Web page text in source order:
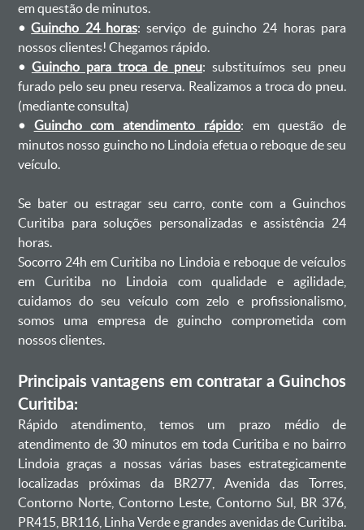
em questão de minutos.
•Guincho 24 horas: serviço de guincho 24 horas para
nossos clientes! Chegamos rápido.
• Guincho para troca de pneu: substituímos seu pneu
furado pelo seu pneu reserva. Realizamos a troca do pneu.
(mediante consulta)
• Guincho com atendimento rápido: em questão de
minutos nosso guincho no Lindoia efetua o reboque de seu
veículo.
Se bater ou estragar seu carro, conte com a Guinchos
Curitiba para soluções personalizadas e assistência 24
horas.
Socorro 24h em Curitiba no Lindoia e reboque de veículos
em Curitiba no Lindoia com qualidade e agilidade,
cuidamos do seu veículo com zelo e profissionalismo,
somos uma empresa de guincho comprometida com
nossos clientes.
Principais vantagens em contratar a Guinchos
Curitiba:
Rápido atendimento, temos um prazo médio de
atendimento de 30 minutos em toda Curitiba e no bairro
Lindoia graças a nossas várias bases estrategicamente
localizadas próximas da BR277, Avenida das Torres,
Contorno Norte, Contorno Leste, Contorno Sul, BR 376,
PR415, BR116, Linha Verde e grandes avenidas de Curitiba.